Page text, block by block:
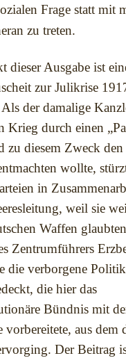
Frage statt mit
zu treten.
dieser Ausgabe ist
zur Julikrise
der damalige
Krieg durch einen
zu diesem Zweck
wollte,
in
weil sie
Waffen
Zentrumführers
die verborgene
die hier das
Bündnis mit
vorbereitete, aus dem
Der Beitrag